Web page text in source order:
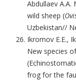
Abdullaev
wild sheep (
Uzbekistan//
Ikromov E.E.,
New species
frog for the